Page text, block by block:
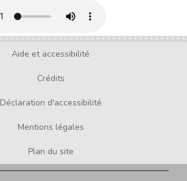
Aide et accessibilité
Crédits
Déclaration d'accessibilité
Mentions légales
Plan du site